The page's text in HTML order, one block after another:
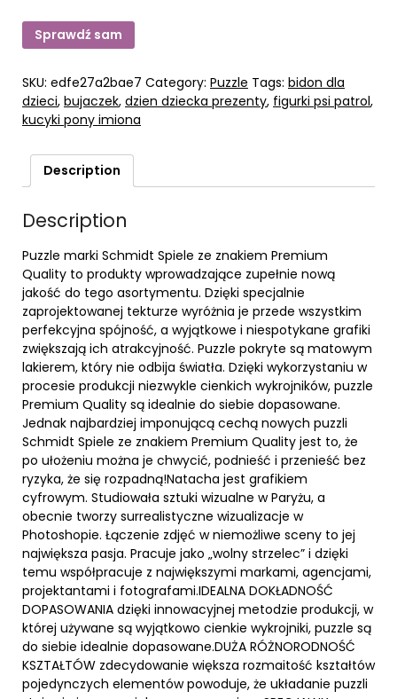
Sprawdź sam
SKU: edfe27a2bae7 Category: Puzzle Tags: bidon dla
dzieci, bujaczek, dzien dziecka prezenty, figurki psi patrol,
kucyki pony imiona
Description
Description
Puzzle marki Schmidt Spiele ze znakiem Premium
Quality to produkty wprowadzające zupełnie nową
jakość do tego asortymentu. Dzięki specjalnie
zaprojektowanej tekturze wyróżnia je przede wszystkim
perfekcyjna spójność, a wyjątkowe i niespotykane grafiki
zwiększają ich atrakcyjność. Puzzle pokryte są matowym
lakierem, który nie odbija światła. Dzięki wykorzystaniu w
procesie produkcji niezwykle cienkich wykrojników, puzzle
Premium Quality są idealnie do siebie dopasowane.
Jednak najbardziej imponującą cechą nowych puzzli
Schmidt Spiele ze znakiem Premium Quality jest to, że
po ułożeniu można je chwycić, podnieść i przenieść bez
ryzyka, że się rozpadną!Natacha jest grafikiem
cyfrowym. Studiowała sztuki wizualne w Paryżu, a
obecnie tworzy surrealistyczne wizualizacje w
Photoshopie. Łączenie zdjęć w niemożliwe sceny to jej
największa pasja. Pracuje jako „wolny strzelec” i dzięki
temu współpracuje z największymi markami, agencjami,
projektantami i fotografami.IDEALNA DOKŁADNOŚĆ
DOPASOWANIA dzięki innowacyjnej metodzie produkcji, w
której używane są wyjątkowo cienkie wykrojniki, puzzle są
do siebie idealnie dopasowane.DUŻA RÓŻNORODNOŚĆ
KSZTAŁTÓW zdecydowanie większa rozmaitość kształtów
pojedynczych elementów powoduje, że układanie puzzli